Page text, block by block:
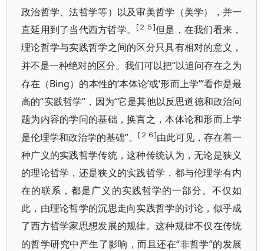
政治哲学、法哲学等）以及审美哲学（美学），并一
直延用到了当代西方哲学。 [２５]但是，在我们看来，
理论哲学与实践哲学之间的区分只具有相对的意义，
并不是一种绝对的区分。我们可以把“以追问存在之为
存在（Bing）的本性的‘本体论’或‘形而上学’”看作是最
高的“实践哲学”，因为“它是其他以反思道德和政治问
题为内容的学问的基础，换言之，本体论和形而上学
是伦理学和政治学的基础”。 [２６]由此可见，存在着一
种广义的实践哲学传统，这种传统认为，无论是狭义
的理论哲学，还是狭义的实践哲学，都与伦理学有内
在的联系，都是广义的实践哲学的一部分。不仅如
此，由理论哲学的沉思走向实践哲学的讨论，似乎成
了西方哲学家思想发展的规律。这种规律不仅在传统
的哲学研究中产生了影响，而且还在“非哲学”的发展